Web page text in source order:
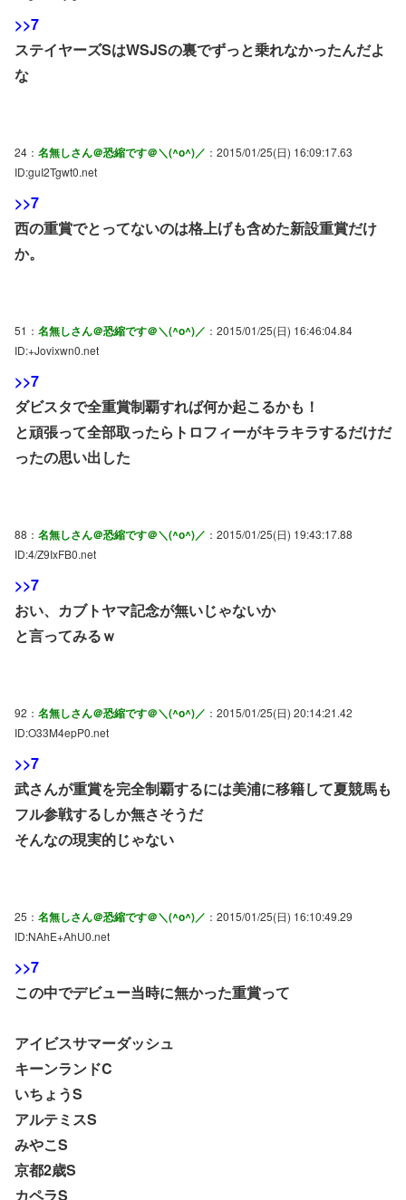
>>7
ステイヤーズSはWSJSの裏でずっと乗れなかったんだよ
な
24： 名無しさん＠恐縮です＠＼(^o^)／ ：2015/01/25(日) 16:09:17.63
ID:guI2Tgwt0.net
>>7
西の重賞でとってないのは格上げも含めた新設重賞だけ
か。
51： 名無しさん＠恐縮です＠＼(^o^)／ ：2015/01/25(日) 16:46:04.84
ID:+Jovixwn0.net
>>7
ダビスタで全重賞制覇すれば何か起こるかも！
と頑張って全部取ったらトロフィーがキラキラするだけだ
ったの思い出した
88： 名無しさん＠恐縮です＠＼(^o^)／ ：2015/01/25(日) 19:43:17.88
ID:4/Z9IxFB0.net
>>7
おい、カブトヤマ記念が無いじゃないか
と言ってみるｗ
92： 名無しさん＠恐縮です＠＼(^o^)／ ：2015/01/25(日) 20:14:21.42
ID:O33M4epP0.net
>>7
武さんが重賞を完全制覇するには美浦に移籍して夏競馬も
フル参戦するしか無さそうだ
そんなの現実的じゃない
25： 名無しさん＠恐縮です＠＼(^o^)／ ：2015/01/25(日) 16:10:49.29
ID:NAhE+AhU0.net
>>7
この中でデビュー当時に無かった重賞って
アイビスサマーダッシュ
キーンランドC
いちょうS
アルテミスS
みやこS
京都2歳S
カペラS